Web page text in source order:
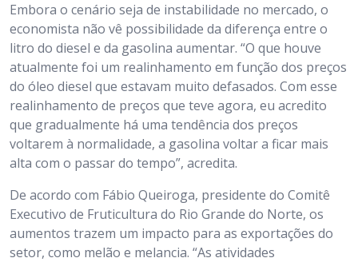
Embora o cenário seja de instabilidade no mercado, o
economista não vê possibilidade da diferença entre o
litro do diesel e da gasolina aumentar. “O que houve
atualmente foi um realinhamento em função dos preços
do óleo diesel que estavam muito defasados. Com esse
realinhamento de preços que teve agora, eu acredito
que gradualmente há uma tendência dos preços
voltarem à normalidade, a gasolina voltar a ficar mais
alta com o passar do tempo”, acredita.
De acordo com Fábio Queiroga, presidente do Comitê
Executivo de Fruticultura do Rio Grande do Norte, os
aumentos trazem um impacto para as exportações do
setor, como melão e melancia. “As atividades